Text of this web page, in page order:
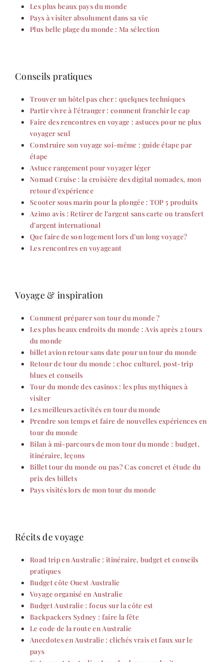
Les plus beaux pays du monde
Pays à visiter absolument dans sa vie
Plus belle plage du monde : Ma sélection
Conseils pratiques
Trouver un hôtel pas cher : quelques techniques
Partir vivre à l’étranger : comment franchir le cap
Faire des rencontres en voyage : astuces pour ne plus
voyager seul
Construire son voyage soi-même : guide étape par
étape
Astuce rangement pour voyager léger
Nomad Cruise : la croisière des digital nomades, mon
retour d’expérience
Scooter sous marin pour la plongée : TOP 5 produits
Azimo avis : Retirer de l’argent sans carte ou transfert
d’argent international
Que faire de son logement lors d’un long voyage?
Les rencontres en voyageant
Voyage & inspiration
Comment préparer son tour du monde ?
Les plus beaux endroits du monde : Avis après 2 tours
du monde
billet avion retour sans date pour un tour du monde
Retour de tour du monde : choc culturel, post-trip
blues et conseils
Tour du monde des casinos : les plus mythiques à
visiter
Les meilleurs activités en tour du monde
Prendre son temps et faire de nouvelles expériences en
tour du monde
Bilan à mi-parcours de mon tour du monde : budget,
itinéraire, leçons
Billet tour du monde ou pas? Cas concret et étude du
prix des billets
Pays visités lors de mon tour du monde
Récits de voyage
Road trip en Australie : itinéraire, budget et conseils
pratiques
Budget côte Ouest Australie
Voyage organisé en Australie
Budget Australie : focus sur la côte est
Backpackers Sydney : faire la fête
Le code de la route en Australie
Anecdotes en Australie : clichés vrais et faux sur le
pays